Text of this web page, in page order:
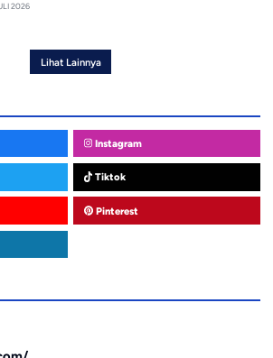
2026
Lihat Lainnya
Instagram
Tiktok
Pinterest